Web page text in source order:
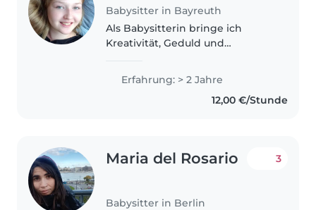
Babysitter in Bayreuth
Als Babysitterin bringe ich
Kreativität, Geduld und
um Ihre Kinder zu betreuen. Ich
habe bereits 2 Jahre Erfahrung
Erfahrung: > 2 Jahre
12,00 €/Stunde
Maria del Rosario
Babysitter in Berlin
3